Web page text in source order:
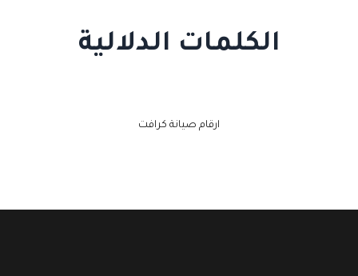
الكلمات الدلالية
ارقام صيانة كرافت